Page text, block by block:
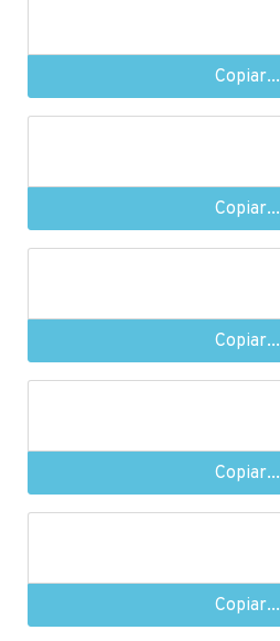
Copiar...
Copiar...
Copiar...
Copiar...
Copiar...